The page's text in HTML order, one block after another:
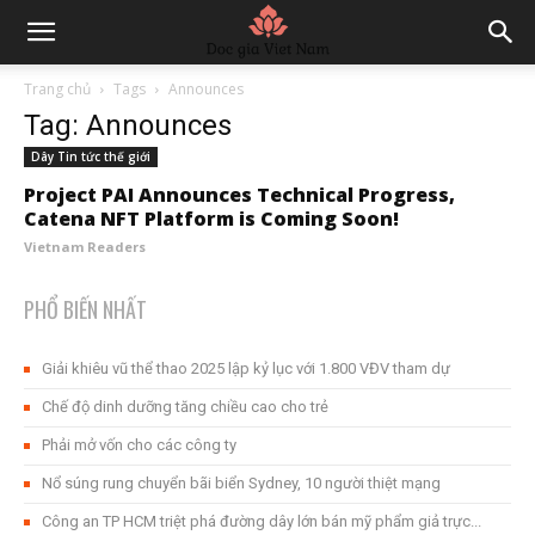
Trang chủ Tags Announces
Tag: Announces
Dây Tin tức thế giới
Project PAI Announces Technical Progress,
Catena NFT Platform is Coming Soon!
Vietnam Readers
PHỔ BIẾN NHẤT
Giải khiêu vũ thể thao 2025 lập kỷ lục với 1.800 VĐV tham dự
Chế độ dinh dưỡng tăng chiều cao cho trẻ
Phải mở vốn cho các công ty
Nổ súng rung chuyển bãi biển Sydney, 10 người thiệt mạng
Công an TP HCM triệt phá đường dây lớn bán mỹ phẩm giả trực...